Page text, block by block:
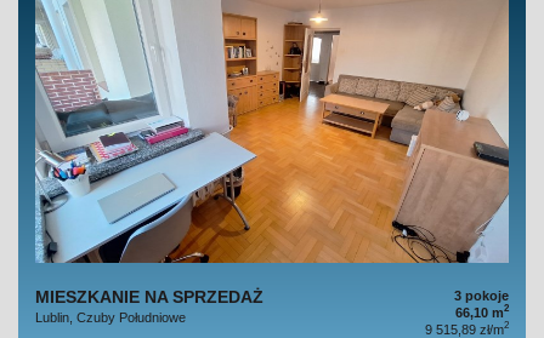
MIESZKANIE NA SPRZEDAŻ
Lublin, Czuby Południowe
3 pokoje
66,10 m2
9 515,89 zł/m2